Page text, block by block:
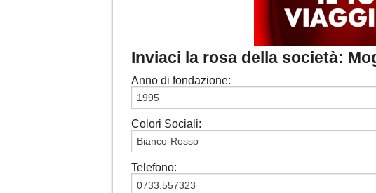
Inviaci la rosa della società:
Anno di fondazione:
Colori Sociali:
Telefono: